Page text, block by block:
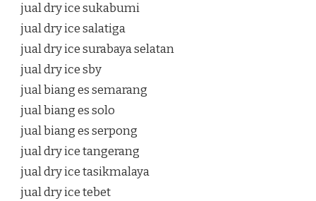
jual dry ice sukabumi
jual dry ice salatiga
jual dry ice surabaya selatan
jual dry ice sby
jual biang es semarang
jual biang es solo
jual biang es serpong
jual dry ice tangerang
jual dry ice tasikmalaya
jual dry ice tebet